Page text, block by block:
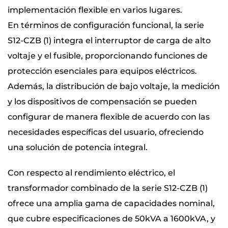
implementación flexible en varios lugares.
En términos de configuración funcional, la serie
S12-CZB (1) integra el interruptor de carga de alto
voltaje y el fusible, proporcionando funciones de
protección esenciales para equipos eléctricos.
Además, la distribución de bajo voltaje, la medición
y los dispositivos de compensación se pueden
configurar de manera flexible de acuerdo con las
necesidades específicas del usuario, ofreciendo
una solución de potencia integral.
Con respecto al rendimiento eléctrico, el
transformador combinado de la serie S12-CZB (1)
ofrece una amplia gama de capacidades nominal,
que cubre especificaciones de 50kVA a 1600kVA, y